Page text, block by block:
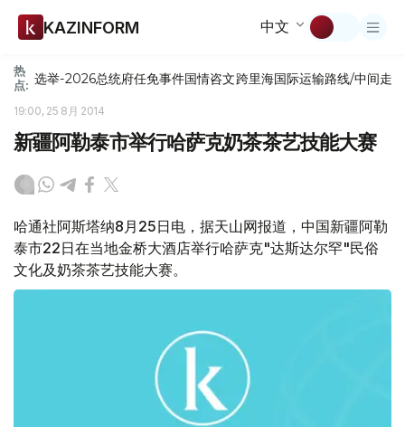
KAZINFORM 中文
热
点: 选举-2026总统府任免事件国情咨文跨里海国际运输路线/中间走廊
19:00, 25 8月 2014
新疆阿勒泰市举行哈萨克奶茶茶艺技能大赛
哈通社阿斯塔纳8月25日电，据天山网报道，中国新疆阿勒
泰市22日在当地金桥大酒店举行哈萨克"达斯达尔罕"民俗
文化及奶茶茶艺技能大赛。